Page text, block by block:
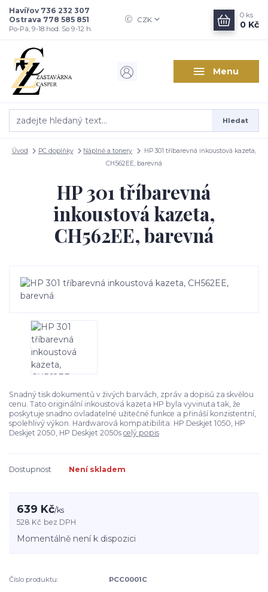
Menu
CZK
Hledat
Havířov 736 232 307
Ostrava 778 585 851
Po-Pá, 9-18 hod. So 9-12 h.
0 ks
0 Kč
Úvod PC doplňky Náplně a tonery
HP 301 tříbarevná inkoustová kazeta,
CH562EE, barevná
HP 301 tříbarevná
inkoustová kazeta,
CH562EE, barevná
Snadný tisk dokumentů v živých barvách, zpráv a dopisů za skvělou
cenu. Tato originální inkoustová kazeta HP byla vyvinuta tak, že
poskytuje snadno ovladatelné užitečné funkce a přináší konzistentní,
spolehlivý výkon. Hardwarová kompatibilita: HP Deskjet 1050, HP
Deskjet 2050, HP Deskjet 2050s celý popis
Dostupnost Není skladem
639 Kč/ks
528 Kč bez DPH
Momentálně není k dispozici
Číslo produktu: PCC0001C